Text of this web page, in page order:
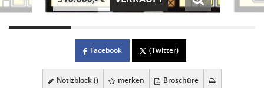
Facebook (Twitter)
Notizblock () merken Broschüre